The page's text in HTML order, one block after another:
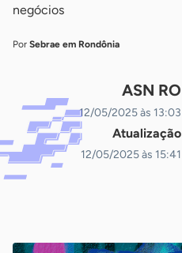
negócios
Por Sebrae em Rondônia
ASN RO
12/05/2025 às 13:03
Atualização
12/05/2025 às 15:41